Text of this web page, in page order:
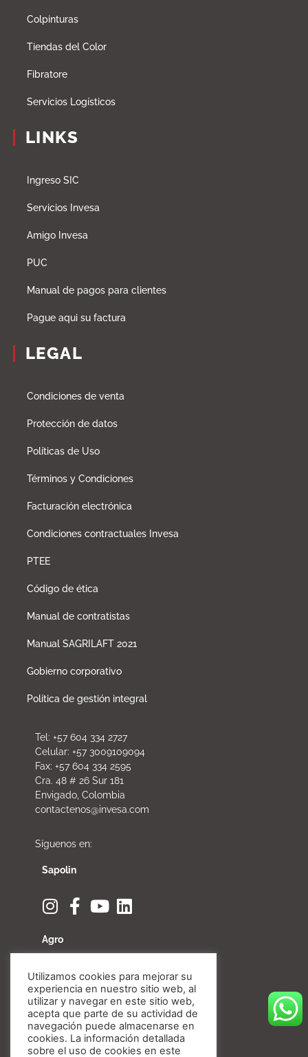
Colpinturas
Tiendas del Color
Fibratore
Servicios Logísticos
LINKS
Ingreso SIC
Servicios Invesa
Amigo Invesa
PUC
Manual de pagos para clientes
Pague aqui su factura
LEGAL
Condiciones de venta
Protección de datos
Políticas de Uso
Términos y Condiciones
Facturación electrónica
Condiciones contractuales Invesa
PTEE
Código de ética
Manual de contratistas
Manual SAGRILAFT 2021
Gobierno corporativo
Política de gestión integral
Tel: +57 604 334 2727
Celular: +57 3009109094
Fax: +57 604 334 2595
Cra. 48 # 26 Sur 181
Envigado, Colombia
contactenos@invesa.com
Síguenos en:
Sapolin
Agro
Fibratore
Utilizamos cookies para mejorar su
experiencia en nuestro sitio web, al
utilizar y navegar en este sitio web,
acepta que parte de su actividad de
navegación puede almacenarse en
cookies. La información detallada
sobre el uso de cookies en este